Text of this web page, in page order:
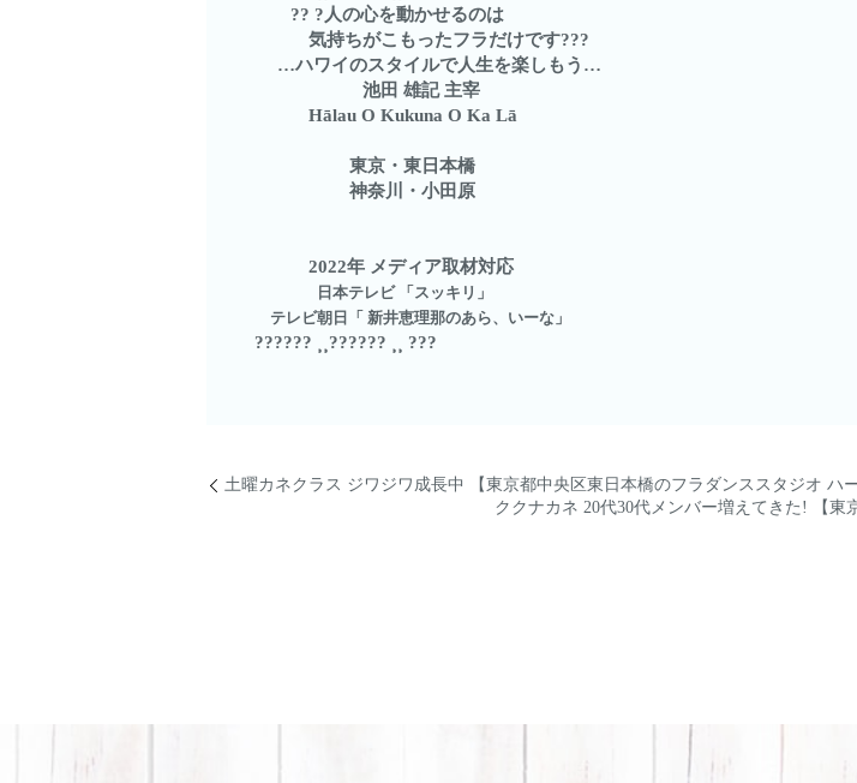
?? ?人の心を動かせるのは
気持ちがこもったフラだけです???
…ハワイのスタイルで人生を楽しもう…
池田 雄記 主宰
Hālau O Kukuna O Ka Lā
東京・東日本橋
神奈川・小田原
2022年 メディア取材対応
日本テレビ 「スッキリ」
テレビ朝日「 新井恵理那のあら、いーな」
?????? ⸒⸒?????? ⸒⸒ ???
土曜カネクラス ジワジワ成長中 【東京都中央区東日本橋のフラダンススタジオ ハ
ククナカネ 20代30代メンバー増えてきた! 【東